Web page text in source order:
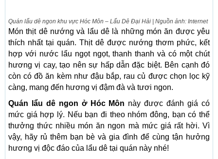
Quán lẩu dê ngon khu vực Hóc Môn – Lẩu Dê Đại Hải | Nguồn ảnh: Internet
Món thịt dê nướng và lẩu dê là những món ăn được yêu
thích nhất tại quán. Thịt dê được nướng thơm phức, kết
hợp với nước lẩu ngọt ngọt, thanh thanh và có một chút
hương vị cay, tạo nên sự hấp dẫn đặc biệt. Bên cạnh đó
còn có đồ ăn kèm như đậu bắp, rau củ được chọn lọc kỹ
càng, mang đến hương vị đậm đà và tươi ngon.
Quán lẩu dê ngon ở Hóc Môn này được đánh giá có
mức giá hợp lý. Nếu bạn đi theo nhóm đông, bạn có thể
thưởng thức nhiều món ăn ngon mà mức giá rất hời. Vì
vậy, hãy rủ thêm bạn bè và gia đình để cùng tận hưởng
hương vị độc đáo của lẩu dê tại quán này nhé!